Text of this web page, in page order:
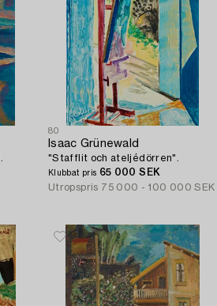
80
Isaac Grünewald
"Stafflit och ateljédörren".
Klubbat pris 65 000 SEK
Utropspris 75 000 - 100 000 SEK